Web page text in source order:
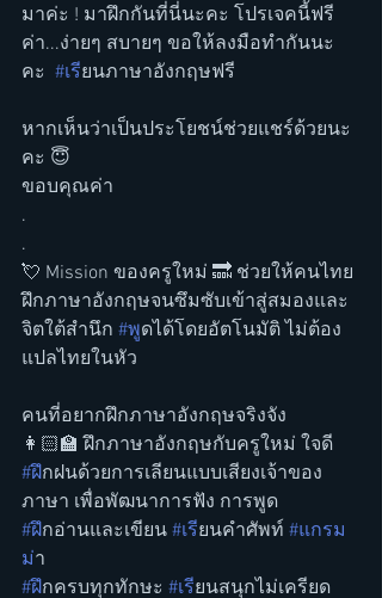
มาค่ะ ! มาฝึกกันที่นี่นะคะ โปรเจคนี้ฟรี
ค่า...ง่ายๆ สบายๆ ขอให้ลงมือทำกันนะ
คะ #เรียนภาษาอังกฤษฟรี
หากเห็นว่าเป็นประโยชน์ช่วยแชร์ด้วยนะ
คะ 😇
ขอบคุณค่า
.
.
💘 Mission ของครูใหม่ 🔜 ช่วยให้คนไทย
ฝึกภาษาอังกฤษจนซึมซับเข้าสู่สมองและ
จิตใต้สำนึก #พูดได้โดยอัตโนมัติ ไม่ต้อง
แปลไทยในหัว
คนที่อยากฝึกภาษาอังกฤษจริงจัง
👩🏻‍🏫 ฝึกภาษาอังกฤษกับครูใหม่ ใจดี
#ฝึกฝนด้วยการเลียนแบบเสียงเจ้าของ
ภาษา เพื่อพัฒนาการฟัง การพูด
#ฝึกอ่านและเขียน #เรียนคำศัพท์ #แกรม
ม่า
#ฝึกครบทุกทักษะ #เรียนสนุกไม่เครียด